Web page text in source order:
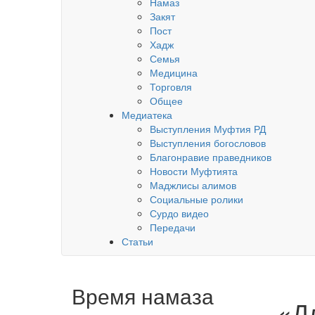
Закят
Пост
Хадж
Семья
Медицина
Торговля
Общее
Медиатека
Выступления Муфтия РД
Выступления богословов
Благонравие праведников
Новости Муфтията
Маджлисы алимов
Социальные ролики
Сурдо видео
Передачи
Статьи
Время намаза